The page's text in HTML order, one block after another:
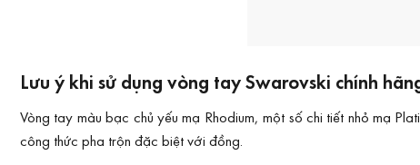
Lưu ý khi sử dụng vòng tay Swarovski chính
Vòng tay màu bạc chủ yếu mạ Rhodium, một số chi tiết nhỏ mạ
công thức pha trộn đặc biệt với đồng.